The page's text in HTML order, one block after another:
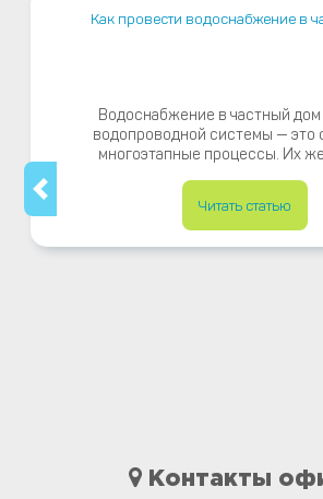
Как провести водоснабжение в
Водоснабжение в частный
водопроводной системы — это
многоэтапные процессы. Их
Читать статью
Контакты